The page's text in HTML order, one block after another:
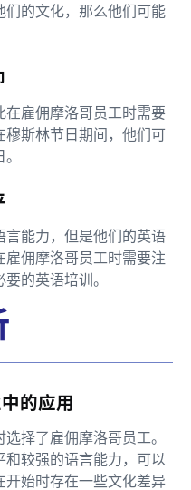
们的文化，那么他们可能
在雇佣摩洛哥员工时需要
穆斯林节日期间，他们可
言能力，但是他们的英语
佣摩洛哥员工时需要注
的英语培训。
的应用
择了雇佣摩洛哥员工。
较强的语言能力，可以
开始时存在一些文化差异